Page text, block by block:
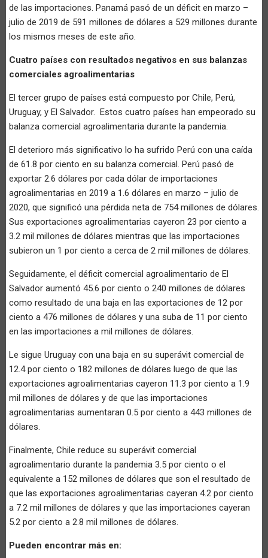
de las importaciones. Panamá pasó de un déficit en marzo –
julio de 2019 de 591 millones de dólares a 529 millones durante
los mismos meses de este año.
Cuatro países con resultados negativos en sus balanzas
comerciales agroalimentarias
El tercer grupo de países está compuesto por Chile, Perú,
Uruguay, y El Salvador. Estos cuatro países han empeorado su
balanza comercial agroalimentaria durante la pandemia.
El deterioro más significativo lo ha sufrido Perú con una caída
de 61.8 por ciento en su balanza comercial. Perú pasó de
exportar 2.6 dólares por cada dólar de importaciones
agroalimentarias en 2019 a 1.6 dólares en marzo – julio de
2020, que significó una pérdida neta de 754 millones de dólares.
Sus exportaciones agroalimentarias cayeron 23 por ciento a
3.2 mil millones de dólares mientras que las importaciones
subieron un 1 por ciento a cerca de 2 mil millones de dólares.
Seguidamente, el déficit comercial agroalimentario de El
Salvador aumentó 45.6 por ciento o 240 millones de dólares
como resultado de una baja en las exportaciones de 12 por
ciento a 476 millones de dólares y una suba de 11 por ciento
en las importaciones a mil millones de dólares.
Le sigue Uruguay con una baja en su superávit comercial de
12.4 por ciento o 182 millones de dólares luego de que las
exportaciones agroalimentarias cayeron 11.3 por ciento a 1.9
mil millones de dólares y de que las importaciones
agroalimentarias aumentaran 0.5 por ciento a 443 millones de
dólares.
Finalmente, Chile reduce su superávit comercial
agroalimentario durante la pandemia 3.5 por ciento o el
equivalente a 152 millones de dólares que son el resultado de
que las exportaciones agroalimentarias cayeran 4.2 por ciento
a 7.2 mil millones de dólares y que las importaciones cayeran
5.2 por ciento a 2.8 mil millones de dólares.
Pueden encontrar más en: